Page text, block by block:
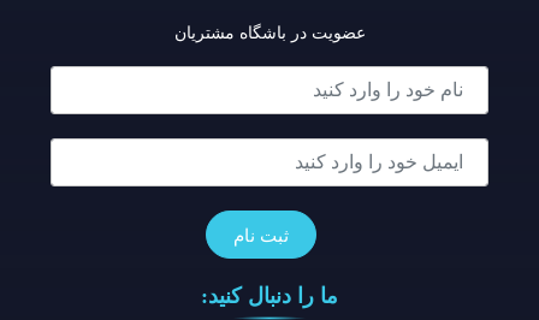
عضویت در باشگاه مشتریان
ما را دنبال کنید: